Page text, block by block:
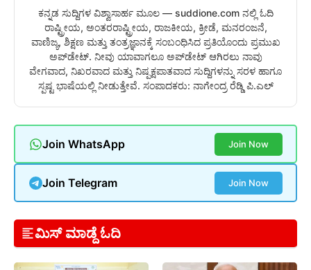
ಕನ್ನಡ ಸುದ್ದಿಗಳ ವಿಶ್ವಾಸಾರ್ಹ ಮೂಲ — suddione.com ನಲ್ಲಿ ಓದಿ
ರಾಷ್ಟ್ರೀಯ, ಅಂತರರಾಷ್ಟ್ರೀಯ, ರಾಜಕೀಯ, ಕ್ರೀಡೆ, ಮನರಂಜನೆ,
ವಾಣಿಜ್ಯ, ಶಿಕ್ಷಣ ಮತ್ತು ತಂತ್ರಜ್ಞಾನಕ್ಕೆ ಸಂಬಂಧಿಸಿದ ಪ್ರತಿಯೊಂದು ಪ್ರಮುಖ
ಅಪ್‌ಡೇಟ್. ನೀವು ಯಾವಾಗಲೂ ಅಪ್‌ಡೇಟ್ ಆಗಿರಲು ನಾವು
ವೇಗವಾದ, ನಿಖರವಾದ ಮತ್ತು ನಿಷ್ಪಕ್ಷಪಾತವಾದ ಸುದ್ದಿಗಳನ್ನು ಸರಳ ಹಾಗೂ
ಸ್ಪಷ್ಟ ಭಾಷೆಯಲ್ಲಿ ನೀಡುತ್ತೇವೆ. ಸಂಪಾದಕರು: ನಾಗೇಂದ್ರ ರೆಡ್ಡಿ ಪಿ.ಎಲ್
Join WhatsApp Join Now
Join Telegram Join Now
ಮಿಸ್ ಮಾಡ್ದೆ ಓದಿ